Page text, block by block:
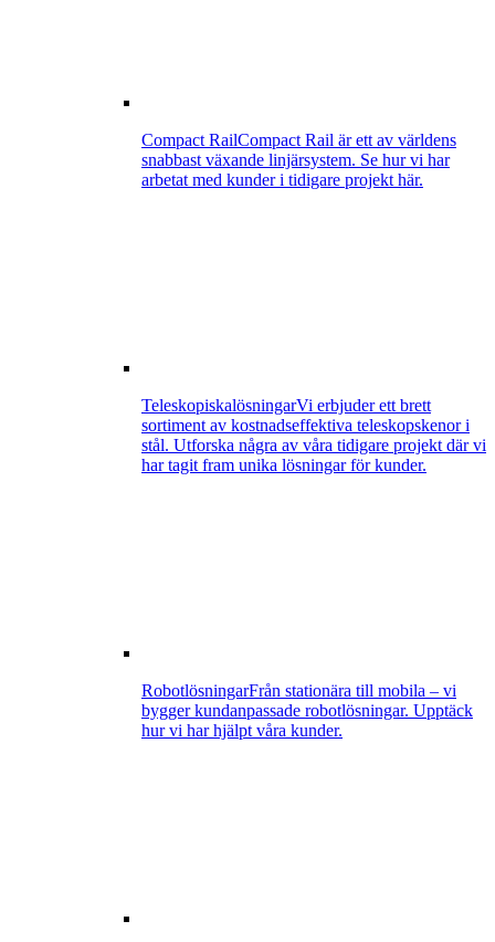
Compact RailCompact Rail är ett av världens
snabbast växande linjärsystem. Se hur vi har
arbetat med kunder i tidigare projekt här.
TeleskopiskalösningarVi erbjuder ett brett
sortiment av kostnadseffektiva teleskopskenor i
stål. Utforska några av våra tidigare projekt där vi
har tagit fram unika lösningar för kunder.
RobotlösningarFrån stationära till mobila – vi
bygger kundanpassade robotlösningar. Upptäck
hur vi har hjälpt våra kunder.